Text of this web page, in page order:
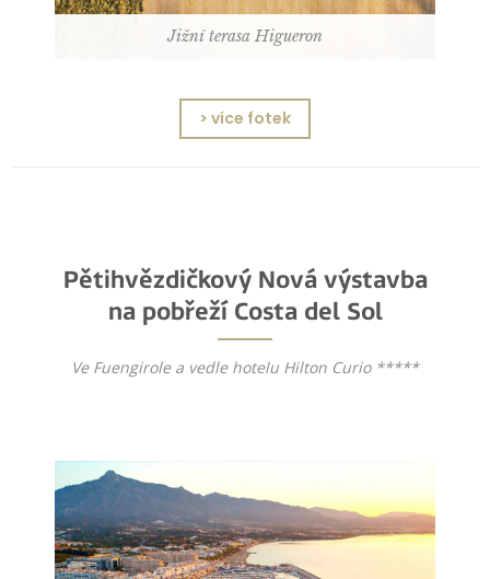
Jižní terasa Higueron
> více fotek
Pětihvězdičkový Nová výstavba
na pobřeží Costa del Sol
Ve Fuengirole a vedle hotelu Hilton Curio *****